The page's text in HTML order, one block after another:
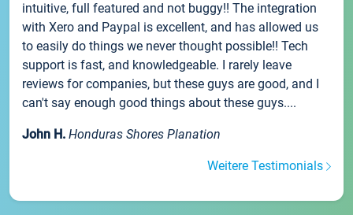
intuitive, full featured and not buggy!! The integration
with Xero and Paypal is excellent, and has allowed us
to easily do things we never thought possible!! Tech
support is fast, and knowledgeable. I rarely leave
reviews for companies, but these guys are good, and I
can't say enough good things about these guys....
John H. Honduras Shores Planation
Weitere Testimonials